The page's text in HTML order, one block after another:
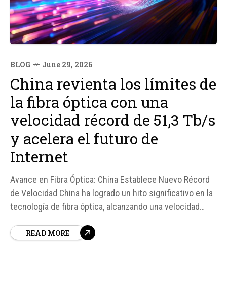
BLOG June 29, 2026
China revienta los límites de
la fibra óptica con una
velocidad récord de 51,3 Tb/s
y acelera el futuro de
Internet
Avance en Fibra Óptica: China Establece Nuevo Récord
de Velocidad China ha logrado un hito significativo en la
tecnología de fibra óptica, alcanzando una velocidad
prueba de campo realizada por un equipo compuesto
READ MORE